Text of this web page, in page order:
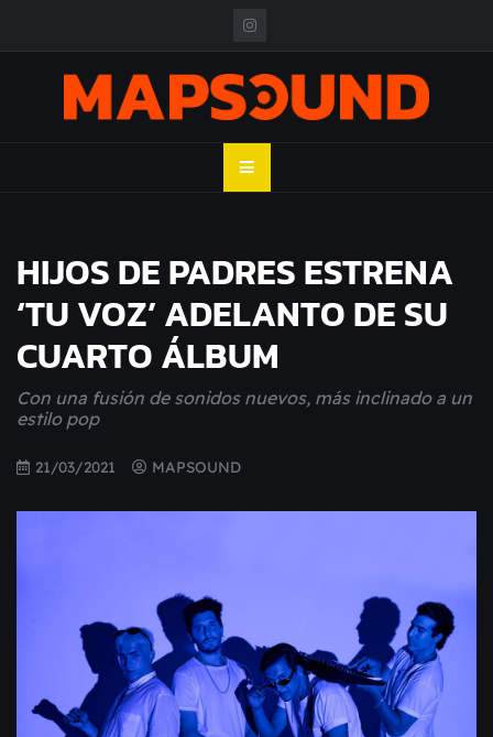
MAPSOUND
HIJOS DE PADRES ESTRENA
‘TU VOZ’ ADELANTO DE SU
CUARTO ÁLBUM
Con una fusión de sonidos nuevos, más inclinado a un
estilo pop
21/03/2021 MAPSOUND